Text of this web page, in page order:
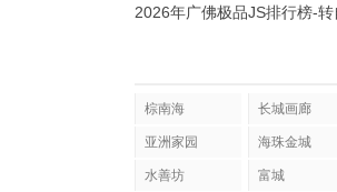
2026年广佛极品JS排行榜-
棕南海 长城画廊
亚洲家园 海珠金城
水善坊 富城